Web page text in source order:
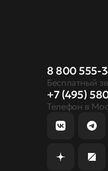
8 800 555-
Бесплатный
+7 (495)
Телефон в